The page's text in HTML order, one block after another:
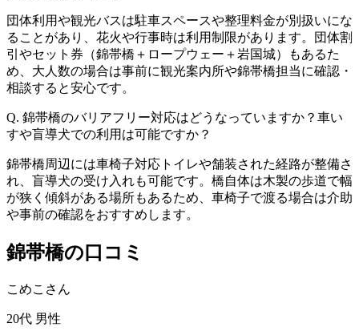
団体利用や観光バスは駐車スペースや整理料金が別扱いにな
ることがあり、花火や行事時は利用制限があります。団体割
引やセット券（錦帯橋＋ロープウェー＋岩国城）もあるた
め、大人数の場合は事前に観光案内所や錦帯橋担当に確認・
相談すると安心です。
Q. 錦帯橋のバリアフリー対応はどうなっていますか？車い
すや盲導犬での利用は可能ですか？
錦帯橋周辺には車椅子対応トイレや舗装された経路が整備さ
れ、盲導犬の受け入れも可能です。橋自体は木製の歩道で幅
が狭く傾斜がある場所もあるため、車椅子で渡る場合は介助
や事前の確認をおすすめします。
錦帯橋の口コミ
こめこさん
20代 男性